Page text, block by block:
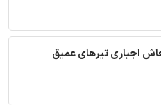
اجباری تیرهای عمیق